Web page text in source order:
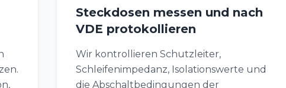
Steckdosen messen und nach
VDE protokollieren
Wir kontrollieren Schutzleiter,
Schleifenimpedanz, Isolationswerte und
die Abschaltbedingungen der